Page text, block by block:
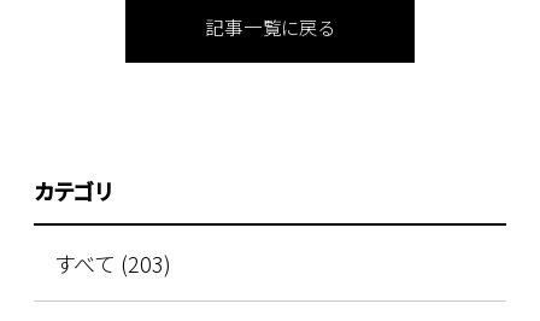
記事一覧に戻る
カテゴリ
すべて (203)